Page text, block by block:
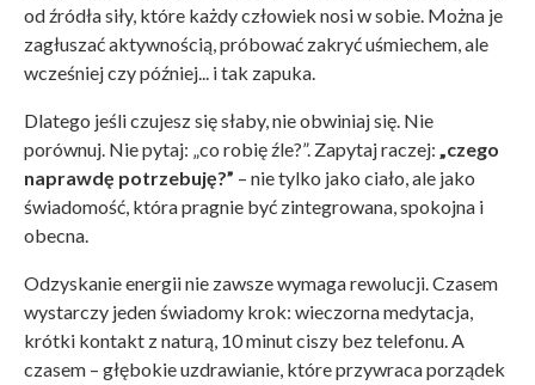
od źródła siły, które każdy człowiek nosi w sobie. Można je
zagłuszać aktywnością, próbować zakryć uśmiechem, ale
wcześniej czy później... i tak zapuka.
Dlatego jeśli czujesz się słaby, nie obwiniaj się. Nie
porównuj. Nie pytaj: „co robię źle?”. Zapytaj raczej: „czego
naprawdę potrzebuję?” – nie tylko jako ciało, ale jako
świadomość, która pragnie być zintegrowana, spokojna i
obecna.
Odzyskanie energii nie zawsze wymaga rewolucji. Czasem
wystarczy jeden świadomy krok: wieczorna medytacja,
krótki kontakt z naturą, 10 minut ciszy bez telefonu. A
czasem – głębokie uzdrawianie, które przywraca porządek